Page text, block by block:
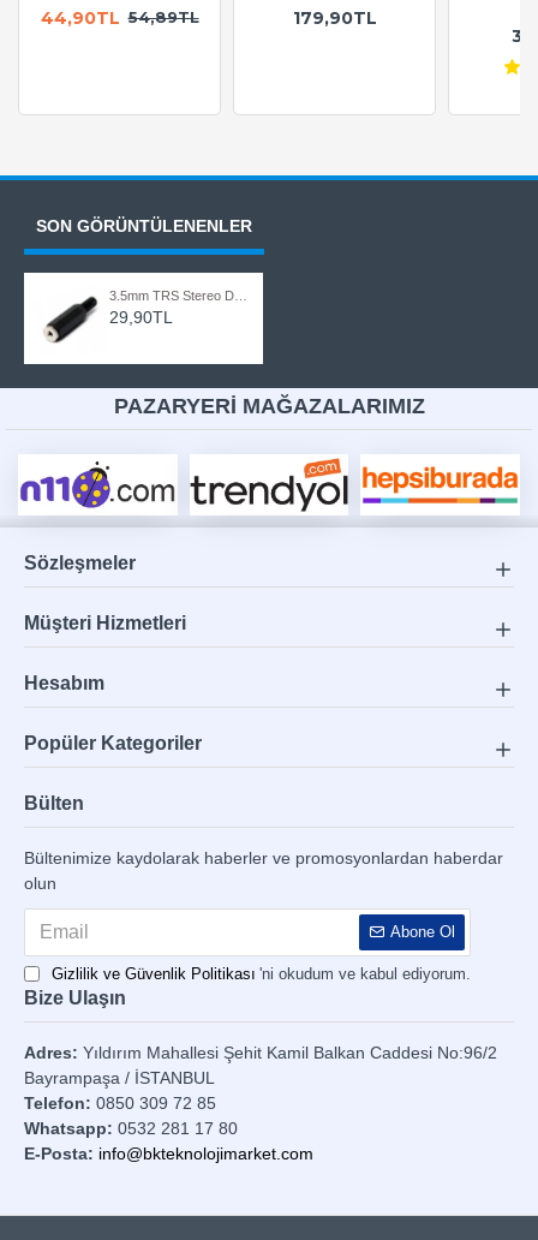
44,90TL 54,89TL 179,90TL
SON GÖRÜNTÜLENENLER
3.5mm TRS Stereo Dişi Jak Ses Kablosu Konnektörü Kulaklık Onarımı için
29,90TL
PAZARYERİ MAĞAZALARIMIZ
Sözleşmeler
Müşteri Hizmetleri
Hesabım
Popüler Kategoriler
Bülten
Bültenimize kaydolarak haberler ve promosyonlardan haberdar
olun
Abone Ol
Gizlilik ve Güvenlik Politikası 'ni okudum ve kabul ediyorum.
Bize Ulaşın
Adres: Yıldırım Mahallesi Şehit Kamil Balkan Caddesi No:96/2
Bayrampaşa / İSTANBUL
Telefon: 0850 309 72 85
Whatsapp: 0532 281 17 80
E-Posta: info@bkteknolojimarket.com